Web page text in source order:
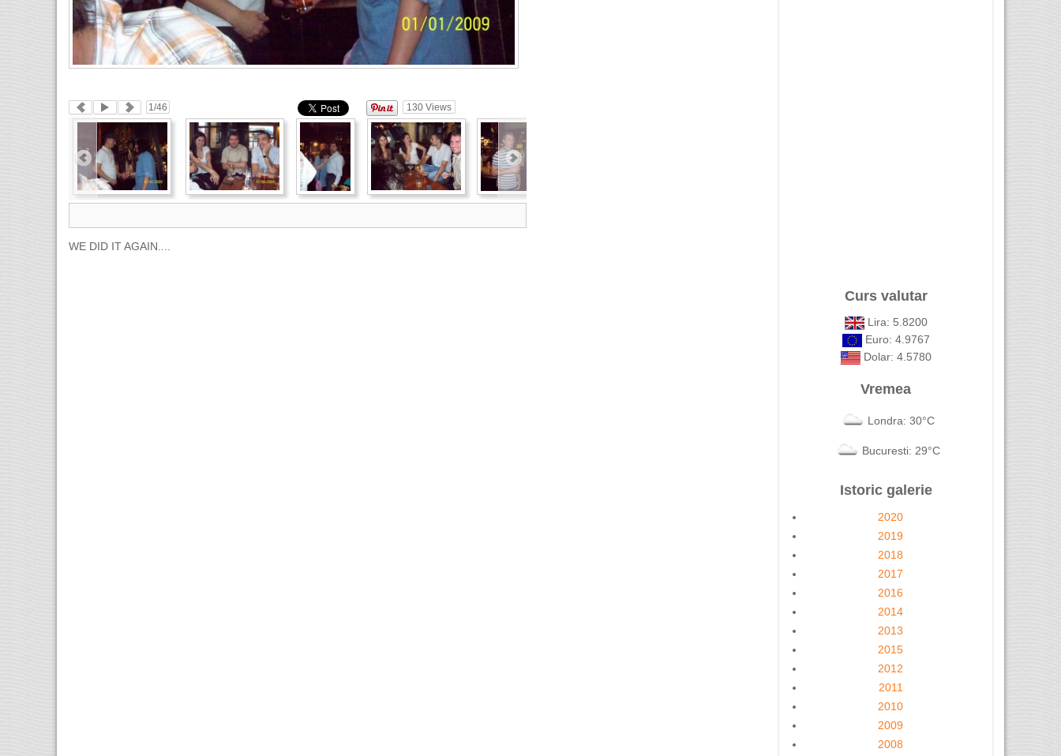
1/46 130 Views
WE DID IT AGAIN....
Curs valutar
Lira: 5.8200
Euro: 4.9767
Dolar: 4.5780
Vremea
Londra: 30°C
Bucuresti: 29°C
Istoric galerie
2020
2019
2018
2017
2016
2014
2013
2015
2012
2011
2010
2009
2008